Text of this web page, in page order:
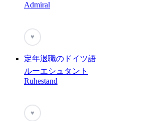
Admiral
♥
定年退職のドイツ語
ルーエシュタント
Ruhestand
♥